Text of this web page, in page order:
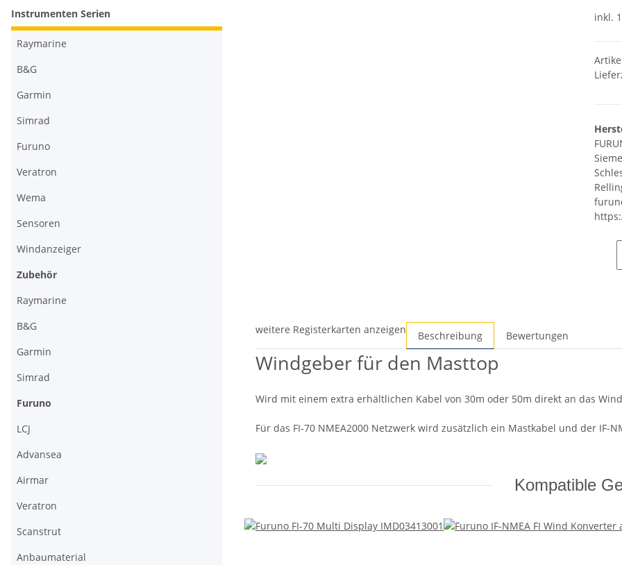
inkl.
weitere Registerkarten anzeigen Beschreibung Bewertungen
Windgeber für den Masttop
Wird mit einem extra erhältlichen Kabel von 30m oder 50m direkt an das
Für das FI-70 NMEA2000 Netzwerk wird zusätzlich ein Mastkabel und der IF-
Kompatible
Instrumenten Serien
Raymarine
B&G
Garmin
Simrad
Furuno
Veratron
Wema
Sensoren
Windanzeiger
Zubehör
Raymarine
B&G
Garmin
Simrad
Furuno
LCJ
Advansea
Airmar
Veratron
Scanstrut
Anbaumaterial